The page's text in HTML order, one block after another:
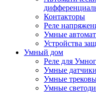
Контакторы
Реле
Умные
Устройства
Умный дом
Реле для
Умные датчики
Умные
Умные